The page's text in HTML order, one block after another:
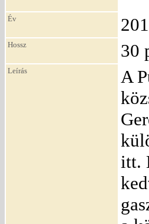
Év
Hossz 30
Leírás
A
itt.